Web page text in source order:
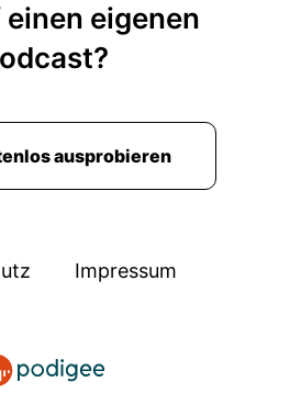
eigenen
ausprobieren
Impressum